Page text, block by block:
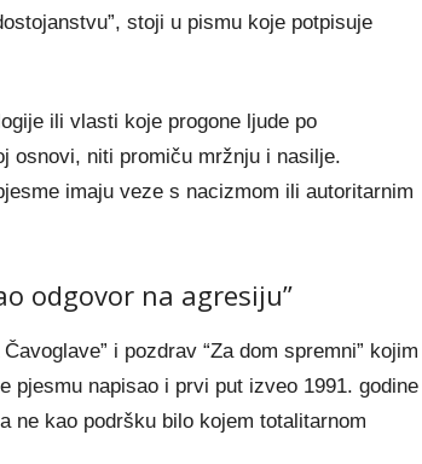
stoji u pismu koje potpisuje
ili vlasti koje progone ljude po
osnovi, niti promiču mržnju i nasilje.
imaju veze s nacizmom ili autoritarnim
odgovor na agresiju”
i pozdrav “Za dom spremni” kojim
pjesmu napisao i prvi put izveo 1991. godine
ne kao podršku bilo kojem totalitarnom